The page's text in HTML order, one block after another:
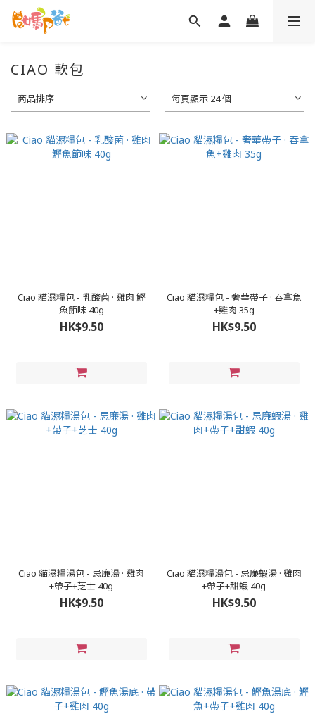
CIAO 軟包
商品排序 每頁顯示 24 個
Ciao 貓濕糧包 - 乳酸菌 · 雞肉 鰹
魚節味 40g
HK$9.50
Ciao 貓濕糧包 - 奢華帶子 · 吞拿魚
+雞肉 35g
HK$9.50
Ciao 貓濕糧湯包 - 忌廉湯 · 雞肉
+帶子+芝士 40g
HK$9.50
Ciao 貓濕糧湯包 - 忌廉蝦湯 · 雞肉
+帶子+甜蝦 40g
HK$9.50